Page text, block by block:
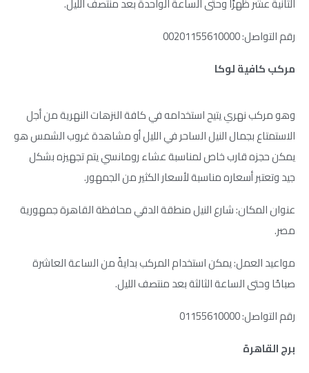
رقم التواصل: 00201155610000
مركب كافية لوكا
وهو مركب نهري يتيح استخدامه في كافة النزهات النهرية من أجل
الاستمتاع بجمال النيل الساحر في الليل أو مشاهدة غروب الشمس هو
يمكن حجزه قارب خاص لمناسبة عشاء رومانسي يتم تجهيزه بشكل
جيد وتعتبر أسعاره مناسبة لأسعار الكثير من الجمهور.
عنوان المكان: شارع النيل منطقة الدقي محافظة القاهرة جمهورية
مصر.
مواعيد العمل: يمكن استخدام المركب بدايةً من الساعة العاشرة
صباحًا وحتى الساعة الثالثة بعد منتصف الليل.
رقم التواصل: 01155610000
برج القاهرة